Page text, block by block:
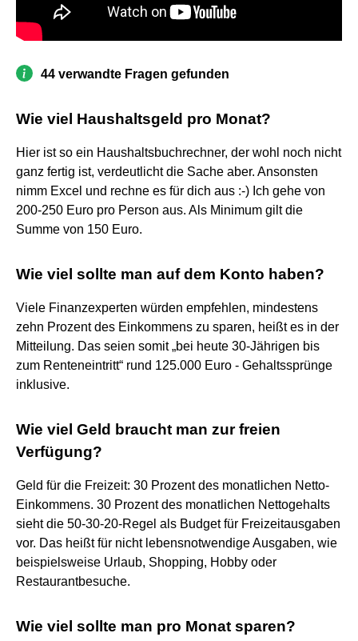
44 verwandte Fragen gefunden
Wie viel Haushaltsgeld pro Monat?
Hier ist so ein Haushaltsbuchrechner, der wohl noch nicht
ganz fertig ist, verdeutlicht die Sache aber. Ansonsten
nimm Excel und rechne es für dich aus :-) Ich gehe von
200-250 Euro pro Person aus. Als Minimum gilt die
Summe von 150 Euro.
Wie viel sollte man auf dem Konto haben?
Viele Finanzexperten würden empfehlen, mindestens
zehn Prozent des Einkommens zu sparen, heißt es in der
Mitteilung. Das seien somit „bei heute 30-Jährigen bis
zum Renteneintritt“ rund 125.000 Euro - Gehaltssprünge
inklusive.
Wie viel Geld braucht man zur freien
Verfügung?
Geld für die Freizeit: 30 Prozent des monatlichen Netto-
Einkommens. 30 Prozent des monatlichen Nettogehalts
sieht die 50-30-20-Regel als Budget für Freizeitausgaben
vor. Das heißt für nicht lebensnotwendige Ausgaben, wie
beispielsweise Urlaub, Shopping, Hobby oder
Restaurantbesuche.
Wie viel sollte man pro Monat sparen?